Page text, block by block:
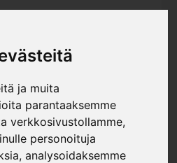
ja muita
parantaaksemme
verkkosivustollamme,
personoituja
analysoidaksemme